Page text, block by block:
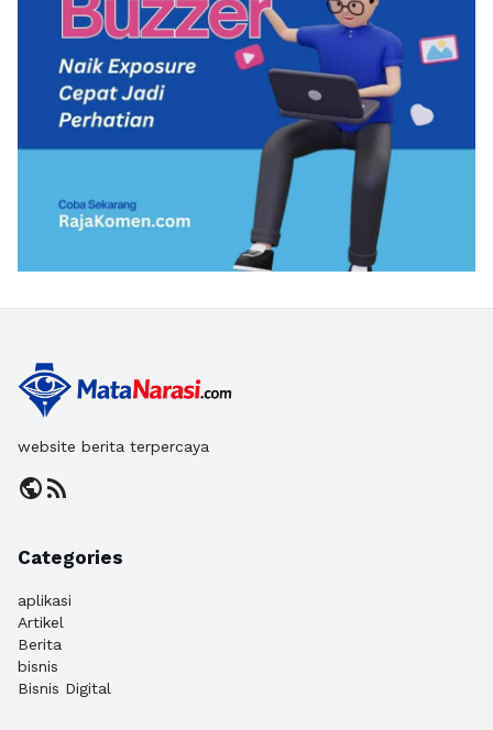
website berita terpercaya
publicrss_feed
Categories
aplikasi
Artikel
Berita
bisnis
Bisnis Digital